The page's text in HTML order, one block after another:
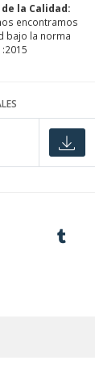
la Calidad:
encontramos
bajo la norma